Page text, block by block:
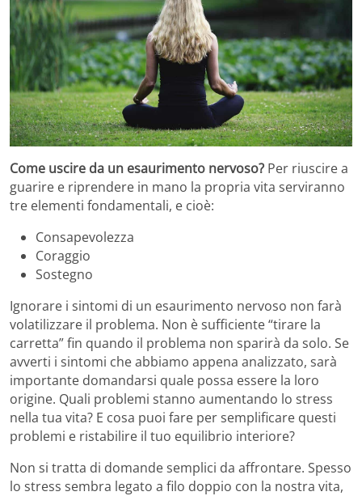
Come uscire da un esaurimento nervoso? Per riuscire a
guarire e riprendere in mano la propria vita serviranno
tre elementi fondamentali, e cioè:
Consapevolezza
Coraggio
Sostegno
Ignorare i sintomi di un esaurimento nervoso non farà
volatilizzare il problema. Non è sufficiente “tirare la
carretta” fin quando il problema non sparirà da solo. Se
avverti i sintomi che abbiamo appena analizzato, sarà
importante domandarsi quale possa essere la loro
origine. Quali problemi stanno aumentando lo stress
nella tua vita? E cosa puoi fare per semplificare questi
problemi e ristabilire il tuo equilibrio interiore?
Non si tratta di domande semplici da affrontare. Spesso
lo stress sembra legato a filo doppio con la nostra vita,